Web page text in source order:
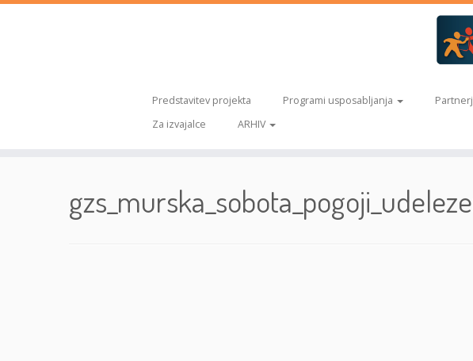
Predstavitev projekta Programi usposabljanja
Za izvajalce
ARHIV